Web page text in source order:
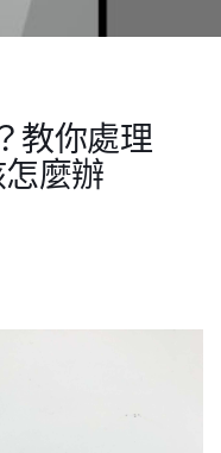
教你處理
麼辦